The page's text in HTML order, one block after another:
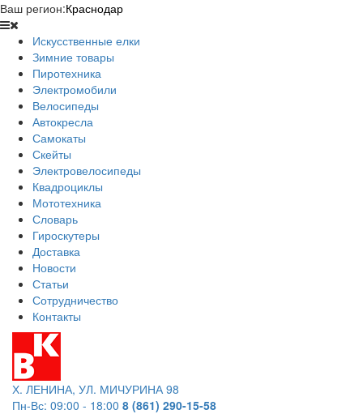
Ваш регион:Краснодар
Искусственные елки
Зимние товары
Пиротехника
Электромобили
Велосипеды
Автокресла
Самокаты
Скейты
Электровелосипеды
Квадроциклы
Мототехника
Словарь
Гироскутеры
Доставка
Новости
Статьи
Сотрудничество
Контакты
Х. ЛЕНИНА, УЛ. МИЧУРИНА 98
Пн-Вс: 09:00 - 18:00 8 (861) 290-15-58